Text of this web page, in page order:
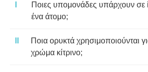
Ποιες υπομονάδες υπάρχουν σε
ένα άτομο;
Ποια ορυκτά χρησιμοποιούνται
χρώμα κίτρινο;